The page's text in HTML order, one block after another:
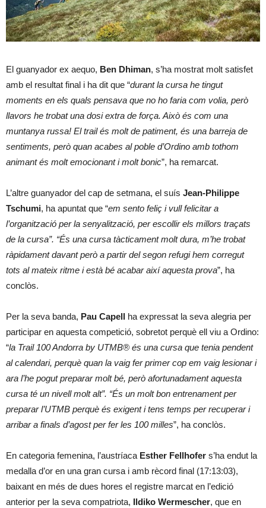
El guanyador ex aequo, Ben Dhiman, s’ha mostrat molt satisfet
amb el resultat final i ha dit que “durant la cursa he tingut
moments en els quals pensava que no ho faria com volia, però
llavors he trobat una dosi extra de força. Això és com una
muntanya russa! El trail és molt de patiment, és una barreja de
sentiments, però quan acabes al poble d’Ordino amb tothom
animant és molt emocionant i molt bonic”, ha remarcat.
L’altre guanyador del cap de setmana, el suís Jean-Philippe
Tschumi, ha apuntat que “em sento feliç i vull felicitar a
l’organització per la senyalització, per escollir els millors traçats
de la cursa”. “És una cursa tàcticament molt dura, m’he trobat
ràpidament davant però a partir del segon refugi hem corregut
tots al mateix ritme i està bé acabar així aquesta prova”, ha
conclòs.
Per la seva banda, Pau Capell
ha expressat la seva alegria per
participar en aquesta competició, sobretot perquè ell viu a Ordino:
“la Trail 100 Andorra by UTMB® és una cursa que tenia pendent
al calendari, perquè quan la vaig fer primer cop em vaig lesionar i
ara l’he pogut preparar molt bé, però afortunadament aquesta
cursa té un nivell molt alt”. “És un molt bon entrenament per
preparar l’UTMB perquè és exigent i tens temps per recuperar i
arribar a finals d’agost per fer les 100 milles”, ha conclòs.
En categoria femenina, l’austríaca Esther Fellhofer s’ha endut la
medalla d’or en una gran cursa i amb rècord final (17:13:03),
baixant en més de dues hores el registre marcat en l’edició
anterior per la seva compatriota, Ildiko Wermescher, que en